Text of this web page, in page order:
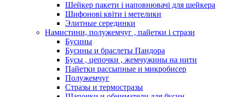
Шейкер пакети і наповнювачі для шейкера
Шифонові квіти і метелики
Элитные серединки
Намистини, полужемчуг , пайетки і стрази
Бусины
Бусины и браслеты Пандора
Бусы , цепочки , жемчужины на нити
Пайетки рассыпные и микробисер
Полужемчуг
Стразы и термостразы